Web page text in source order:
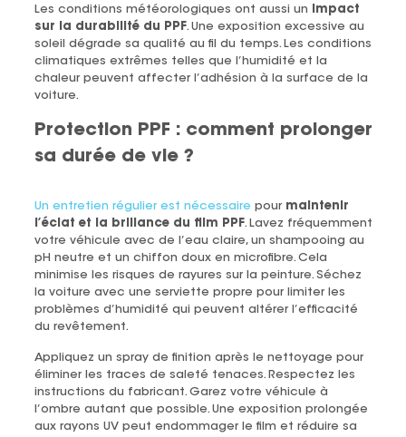
Les conditions météorologiques ont aussi un
impact
sur la durabilité du PPF. Une exposition excessive au
soleil dégrade sa qualité au fil du temps. Les conditions
climatiques extrêmes telles que l’humidité et la
chaleur peuvent affecter l’adhésion à la surface de la
voiture.
Protection PPF : comment prolonger
sa durée de vie ?
Un entretien régulier est nécessaire pour maintenir
l’éclat et la brillance du film PPF. Lavez fréquemment
votre véhicule avec de l’eau claire, un shampooing au
pH neutre et un chiffon doux en microfibre. Cela
minimise les risques de rayures sur la peinture. Séchez
la voiture avec une serviette propre pour limiter les
problèmes d’humidité qui peuvent altérer l’efficacité
du revêtement.
Appliquez un spray de finition après le nettoyage pour
éliminer les traces de saleté tenaces. Respectez les
instructions du fabricant. Garez votre véhicule à
l’ombre autant que possible. Une exposition prolongée
aux rayons UV peut endommager le film et réduire sa